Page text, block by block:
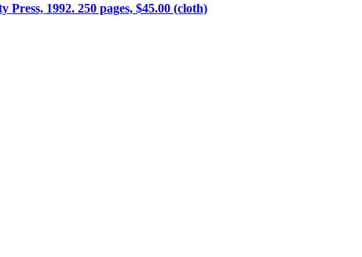
1992. 250 pages, $45.00 (cloth)